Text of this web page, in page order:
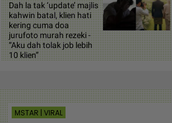
Dah la tak ‘update’ majlis
kahwin batal, klien hati
kering cuma doa
jurufoto murah rezeki -
“Aku dah tolak job lebih
10 klien”
MSTAR | VIRAL